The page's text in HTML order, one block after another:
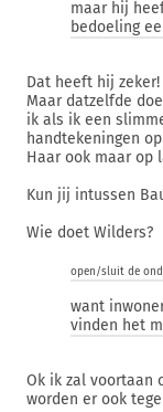
maar hij
bedoeling
Dat heeft hij
Maar datzelfde
ik als ik een
handtekeningen
Haar ook maar op
Kun jij intussen
Wie doet Wilders?
open/sluit de
want
vinden het
Ok ik zal voortaan
worden er ook